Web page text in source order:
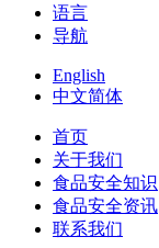
语言
导航
English
中文简体
首页
关于我们
食品安全知识
食品安全资讯
联系我们